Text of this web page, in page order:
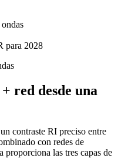
para 2028
red desde una
contraste RI preciso entre
con redes de
proporciona las tres capas de